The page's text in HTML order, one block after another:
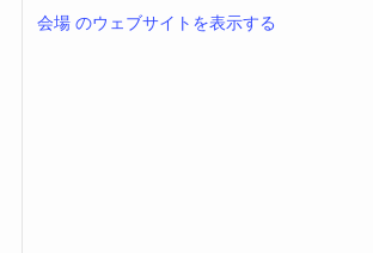
会場 のウェブサイトを表示する